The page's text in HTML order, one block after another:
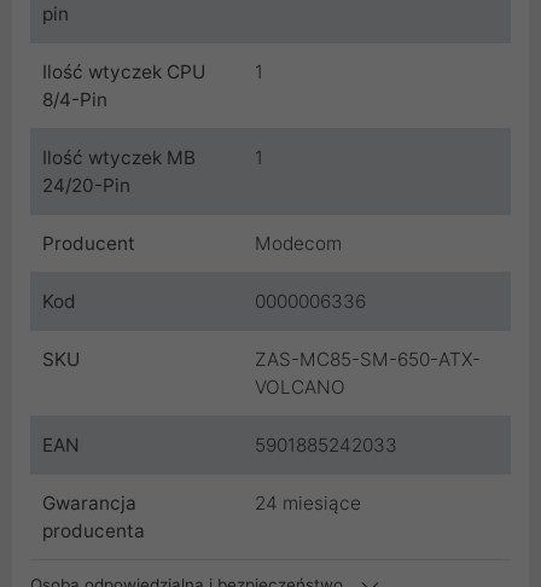
pin
Ilość wtyczek CPU
8/4-Pin
1
Ilość wtyczek MB
24/20-Pin
1
Producent Modecom
Kod 0000006336
SKU
ZAS-MC85-SM-650-ATX-
VOLCANO
EAN 5901885242033
Gwarancja
producenta
24 miesiące